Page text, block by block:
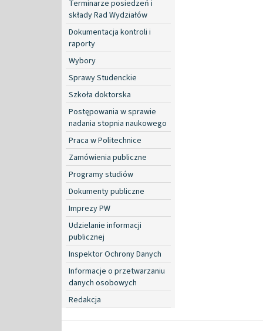
Terminarze posiedzeń i
składy Rad Wydziałów
Dokumentacja kontroli i
raporty
Wybory
Sprawy Studenckie
Szkoła doktorska
Postępowania w sprawie
nadania stopnia naukowego
Praca w Politechnice
Zamówienia publiczne
Programy studiów
Dokumenty publiczne
Imprezy PW
Udzielanie informacji
publicznej
Inspektor Ochrony Danych
Informacje o przetwarzaniu
danych osobowych
Redakcja